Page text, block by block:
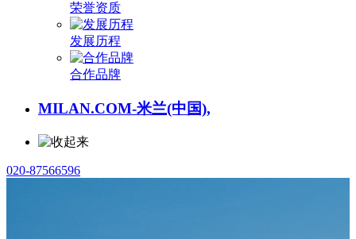
荣誉资质
发展历程
合作品牌
MILAN.COM-米兰(中国),
020-87566596